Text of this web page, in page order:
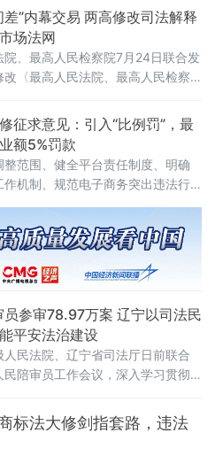
剑”，为纵深推进全国统一大市场建
实的法治保障。数据显示，2026年1
各级行政复议机构依法履行监督职
差”内幕交易 两高修改司法解释
场法网
院、最高人民检察院7月24日联合发
改〈最高人民法院、最高人民检察
律若干问题的解释〉的决定》（法
13号）。修改决定已分别经最高人
员会第1961次会议、最高人民检
届检察委员会第七十五次会议通
年7月27日起施行。此次修改距
于办理内幕交易、泄
征求意见：引入“比例罚”，最
额5%罚款
整范围、健全平台责任制度、明确
作机制、规范电子商务突出违法行
员参审78.97万案 辽宁以司法民
平安法治建设
人民法院、辽宁省司法厅日前联合
民陪审员工作会议，深入学习贯彻
梳理人民陪审员制度落地实施以来
，研判当前工作推进中的重点问
标法大修剑指套路，违法